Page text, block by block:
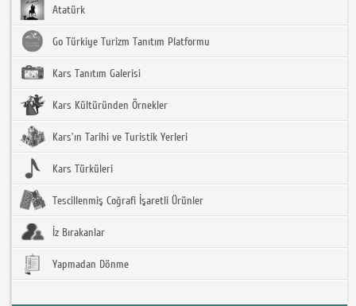
Atatürk
Go Türkiye Turizm Tanıtım Platformu
Kars Tanıtım Galerisi
Kars Kültüründen Örnekler
Kars'ın Tarihi ve Turistik Yerleri
Kars Türküleri
Tescillenmiş Coğrafi İşaretli Ürünler
İz Bırakanlar
Yapmadan Dönme